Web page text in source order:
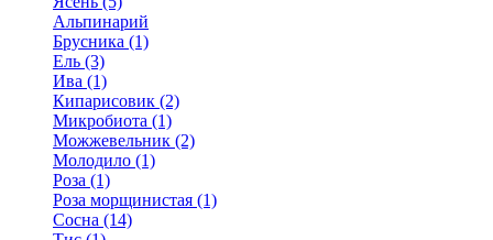
Альпинарий
Брусника (1)
Ель (3)
Ива (1)
Кипарисовик (2)
Микробиота (1)
Можжевельник (2)
Молодило (1)
Роза (1)
Роза морщинистая (1)
Сосна (14)